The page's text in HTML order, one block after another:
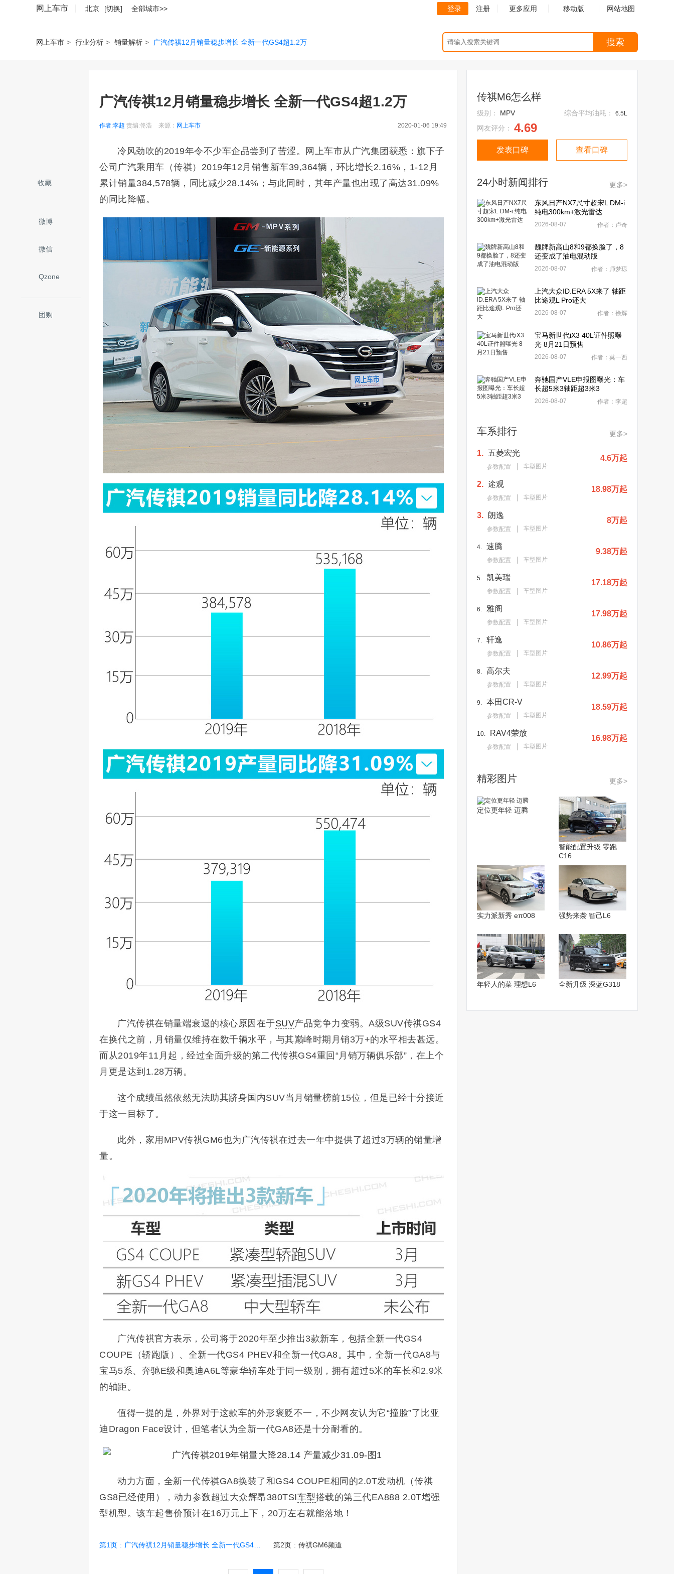
网上车市 北京 [切换] 全部城市>> 登录 注册 更多应用 移动版 网站地图
网上车市 > 行业分析 > 销量解析 > 广汽传祺12月销量稳步增长 全新一代GS4超1.2万 搜索
收藏
微博
微信
Qzone
团购
广汽传祺12月销量稳步增长 全新一代GS4超1.2万
作者:李超 责编:佟浩 来源： 网上车市 2020-01-06 19:49
冷风劲吹的2019年令不少车企品尝到了苦涩。网上车市从广汽集团获悉：旗下子
公司广汽乘用车（传祺）2019年12月销售新车39,364辆，环比增长2.16%，1-12月
累计销量384,578辆，同比减少28.14%；与此同时，其年产量也出现了高达31.09%
的同比降幅。
广汽传祺在销量端衰退的核心原因在于SUV产品竞争力变弱。A级SUV传祺GS4
在换代之前，月销量仅维持在数千辆水平，与其巅峰时期月销3万+的水平相去甚远。
而从2019年11月起，经过全面升级的第二代传祺GS4重回 “月销万辆俱乐部”，在上个
月更是达到1.28万辆。
这个成绩虽然依然无法助其跻身国内SUV当月销量榜前15位，但是已经十分接近
于这一目标了。
此外，家用MPV传祺GM6也为广汽传祺在过去一年中提供了超过3万辆的销量增
量。
广汽传祺官方表示，公司将于2020年至少推出3款新车，包括全新一代GS4
COUPE（轿跑版）、全新一代GS4 PHEV和全新一代GA8。其中，全新一代GA8与
宝马5系、奔驰E级和奥迪A6L等豪华轿车处于同一级别， 拥有超过5米的车长和2.9米
的轴距。
值得一提的是，外界对于这款车的外形褒贬不一，不少网友认为它“撞脸”了比亚
迪Dragon Face设计，但笔者认为全新一代GA8还是十分耐看的。
动力方面，全新一代传祺GA8换装了和GS4 COUPE相同的2.0T发动机（传祺
GS8已经使用），动力参数超过大众辉昂380TSI车型搭载的第三代EA888 2.0T增强
型机型。该车起售价预计在16万元上下，20万左右就能落地！
第1页 : 广汽传祺12月销量稳步增长 全新一代GS4超1.2万 第2页 : 传祺GM6频道
传祺M6怎么样
级别： MPV 综合平均油耗： 6.5L
网友评分： 4.69
发表口碑 查看口碑
24小时新闻排行 更多>
东风日产NX7尺寸超宋L DM-i
纯电300km+激光雷达
2026-08-07 作者：卢奇
魏牌新高山8和9都换脸了，8
还变成了油电混动版
2026-08-07 作者：师梦琼
上汽大众ID.ERA 5X来了 轴距
比途观L Pro还大
2026-08-07 作者：徐辉
宝马新世代iX3 40L证件照曝
光 8月21日预售
2026-08-07 作者：莫一西
奔驰国产VLE申报图曝光：车
长超5米3轴距超3米3
2026-08-07 作者：李超
车系排行 更多>
1. 五菱宏光
参数配置 车型图片
4.6万起
2. 途观
参数配置 车型图片
18.98万起
3. 朗逸
参数配置 车型图片
8万起
4. 速腾
参数配置 车型图片
9.38万起
5. 凯美瑞
参数配置 车型图片
17.18万起
6. 雅阁
参数配置 车型图片
17.98万起
7. 轩逸
参数配置 车型图片
10.86万起
8. 高尔夫
参数配置 车型图片
12.99万起
9. 本田CR-V
参数配置 车型图片
18.59万起
10. RAV4荣放
参数配置 车型图片
16.98万起
精彩图片 更多>
定位更年轻 迈腾
智能配置升级 零跑
C16
实力派新秀 eπ008 强势来袭 智己L6
年轻人的菜 理想L6 全新升级 深蓝G318